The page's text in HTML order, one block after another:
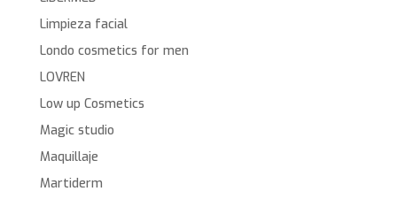
Limpieza facial
Londo cosmetics for men
LOVREN
Low up Cosmetics
Magic studio
Maquillaje
Martiderm